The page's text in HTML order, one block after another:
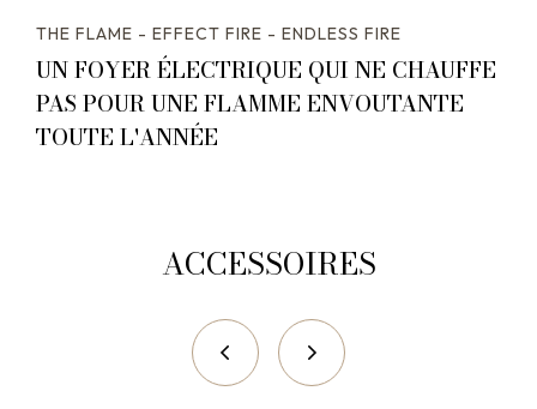
THE FLAME - EFFECT FIRE - ENDLESS FIRE
UN FOYER ÉLECTRIQUE QUI NE CHAUFFE
PAS POUR UNE FLAMME ENVOUTANTE
TOUTE L'ANNÉE
ACCESSOIRES